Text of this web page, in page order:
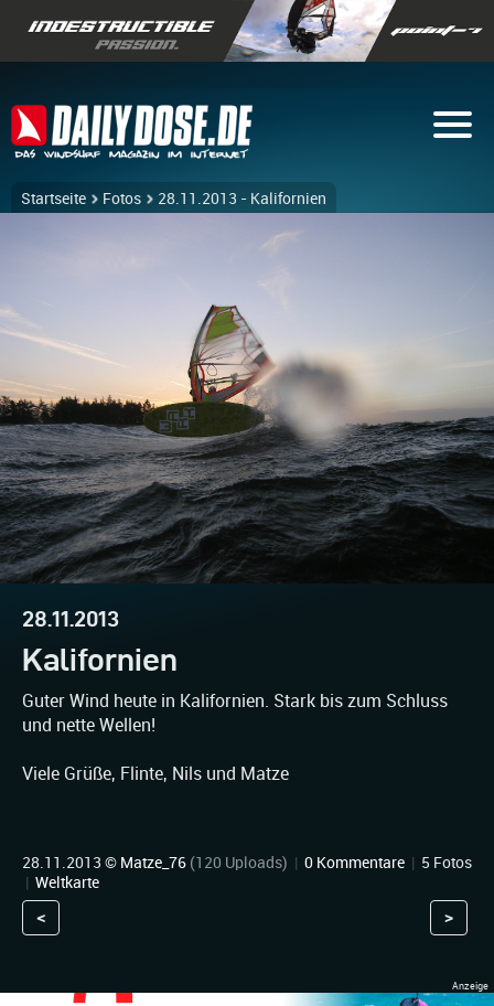
Startseite Fotos 28.11.2013 - Kalifornien
28.11.2013
Kalifornien
Guter Wind heute in Kalifornien. Stark bis zum Schluss
und nette Wellen!
Viele Grüße, Flinte, Nils und Matze
28.11.2013 © Matze_76 (120 Uploads) | 0 Kommentare | 5 Fotos
| Weltkarte
< >